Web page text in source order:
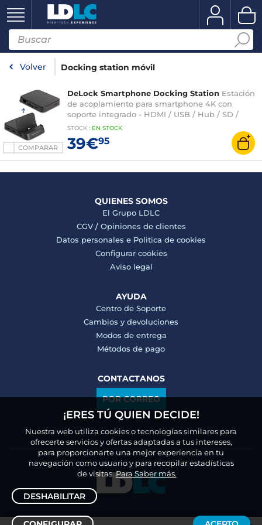
Volver Docking station móvil
COMPARAR
DeLock Smartphone Docking Station Estación
de acoplamiento para smartphone 4K con
soporte integrado - HDMI / USB / Hub / SD /
Micro SD para Android o Windows
STOCK : EN STOCK
39€95
QUIENES SOMOS
El Grupo LDLC
CGV/ Opiniones de clientes
Datos personales e Politica de cookies
Configurar cookies
Aviso legal
AYUDA
Centro de Soporte
Cambios y devoluciones
Modos de entrega
Métodos de pago
CONTACTANOS
POR CORREO
¡ERES TÚ QUIEN DECIDE!
Nuestra web utiliza cookies o tecnologías similares para
ofrecerte servicios y ofertas adaptadas a tus intereses,
para proporcionarte una mejor experiencia en tu
navegación como usuario y para recopilar estadísticas
de visitas.Para Saber más.
DESHABILITAR